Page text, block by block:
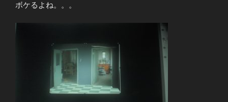
ボケるよね。。。